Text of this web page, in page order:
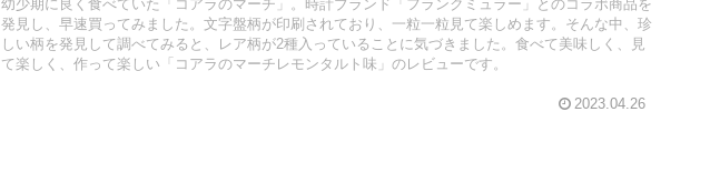
幼少期に良く食べていた「コアラのマーチ」。時計ブランド「フランクミュラー」とのコラボ商品を
発見し、早速買ってみました。文字盤柄が印刷されており、一粒一粒見て楽しめます。そんな中、珍
しい柄を発見して調べてみると、レア柄が2種入っていることに気づきました。食べて美味しく、見
て楽しく、作って楽しい「コアラのマーチレモンタルト味」のレビューです。
2023.04.26